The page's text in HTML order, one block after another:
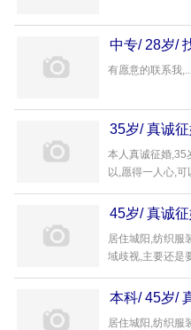
中专/ 28岁/
有愿意的联系我
35岁/ 真诚
本人真诚征婚,35
以,愿得一人心,
45岁/ 真诚征
居住城阳,纺织服
域歧视,主要还是
本科/ 45岁/
居住城阳,纺织服